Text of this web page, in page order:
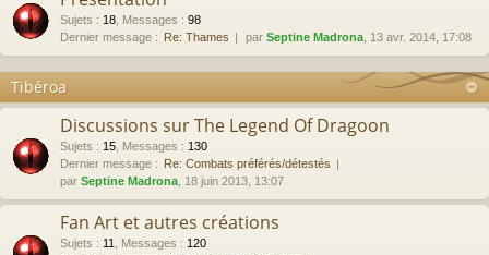
Sujets : 18 Messages : 98
Dernier message : Re: Thames par Septine Madrona , 13 avr. 2014, 17:08
Tibéroa
Discussions sur The Legend Of Dragoon
Sujets : 15 Messages : 130
Dernier message : Re: Combats préférés/détestés
par Septine Madrona , 18 juin 2013, 13:07
Fan Art et autres créations
Sujets : 11 Messages : 120